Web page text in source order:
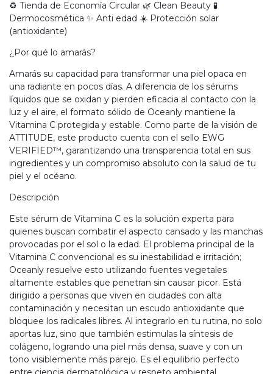
♻️ Tienda de Economía Circular 🌿 Clean Beauty 🧪
Dermocosmética ✨ Anti edad ☀️ Protección solar
(antioxidante)
¿Por qué lo amarás?
Amarás su capacidad para transformar una piel opaca en
una radiante en pocos días. A diferencia de los sérums
líquidos que se oxidan y pierden eficacia al contacto con la
luz y el aire, el formato sólido de Oceanly mantiene la
Vitamina C protegida y estable. Como parte de la visión de
ATTITUDE, este producto cuenta con el sello EWG
VERIFIED™, garantizando una transparencia total en sus
ingredientes y un compromiso absoluto con la salud de tu
piel y el océano.
Descripción
Este sérum de Vitamina C es la solución experta para
quienes buscan combatir el aspecto cansado y las manchas
provocadas por el sol o la edad. El problema principal de la
Vitamina C convencional es su inestabilidad e irritación;
Oceanly resuelve esto utilizando fuentes vegetales
altamente estables que penetran sin causar picor. Está
dirigido a personas que viven en ciudades con alta
contaminación y necesitan un escudo antioxidante que
bloquee los radicales libres. Al integrarlo en tu rutina, no solo
aportas luz, sino que también estimulas la síntesis de
colágeno, logrando una piel más densa, suave y con un
tono visiblemente más parejo. Es el equilibrio perfecto